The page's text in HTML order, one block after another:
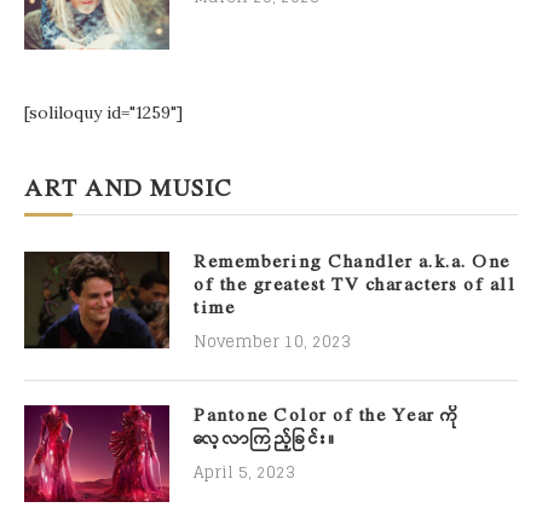
[soliloquy id="1259"]
ART AND MUSIC
Remembering Chandler a.k.a. One
of the greatest TV characters of all
time
November 10, 2023
Pantone Color of the Year ကို
လေ့လာကြည့်ခြင်း။
April 5, 2023